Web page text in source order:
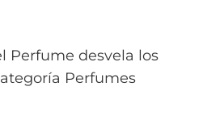
Perfume desvela los
Perfumes